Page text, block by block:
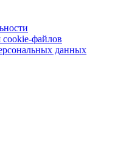
сookie-файлов
данных